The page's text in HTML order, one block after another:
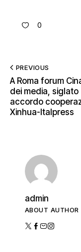
0
PREVIOUS
A Roma forum
dei media, siglato
accordo
Xinhua-Italpress
admin
ABOUT AUTHOR